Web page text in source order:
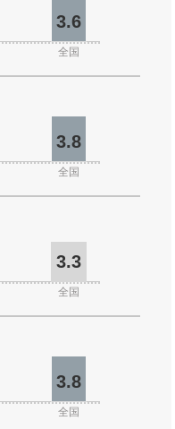
3.6
全国
3.8
全国
3.3
全国
3.8
全国